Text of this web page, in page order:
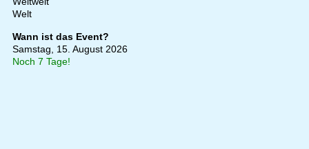
Welt
Wann ist das Event?
Samstag, 15. August 2026
Noch 7 Tage!